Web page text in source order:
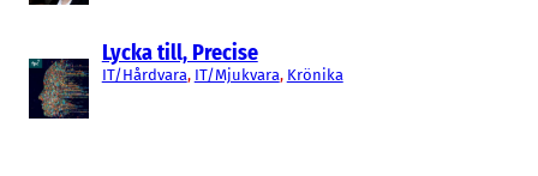
Lycka till, Precise
IT/Hårdvara, IT/Mjukvara, Krönika